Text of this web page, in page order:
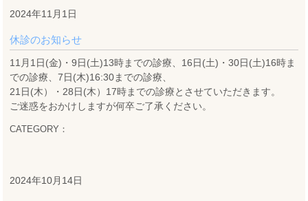
2024年11月1日
休診のお知らせ
11月1日(金)・9日(土)13時までの診療、16日(土)・30日(土)16時ま
での診療、7日(木)16:30までの診療、
21日(木）・28日(木）17時までの診療とさせていただきます。
ご迷惑をおかけしますが何卒ご了承ください。
CATEGORY：
2024年10月14日